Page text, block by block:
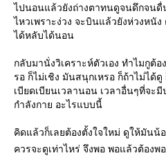
ไปนอนแล้วยังถ่างตาทนดูจนดึกจน
ไหวเพราะง่วง จะบินแล้วยังห่วงหนั
ได้หลับได้นอน
กลับมานั่งวิเคราะห์ตัวเอง ทำไมกูต้
รอ ก็ไม่เชิง มันสนุกเหรอ ก็ถ้าไม่ได้
เบียดเบียนเวลานอน เวลาอื่นๆที่จะ
กำลังกาย อะไรแบบนี้
คิดแล้วก็เลยต้องตั้งใจใหม่ ดูให้มันน้
ควรจะดูเท่าไหร่ จึงพอ พอแล้วต้องพ